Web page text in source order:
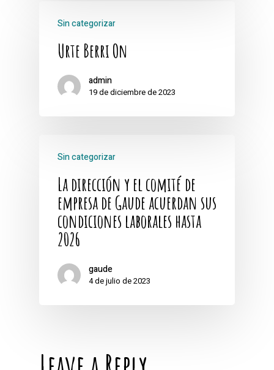
Sin categorizar
Urte Berri On
admin
19 de diciembre de 2023
Sin categorizar
La dirección y el comité de
empresa de Gaude acuerdan sus
condiciones laborales hasta
2026
gaude
4 de julio de 2023